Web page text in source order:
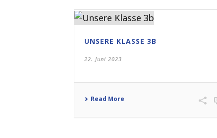
UNSERE KLASSE 3B
22. Juni 2023
Read More